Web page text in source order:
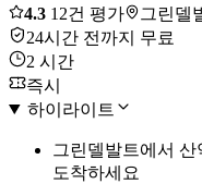
4.3 12건 평가
그린델
24시간 전까지 무료
2 시간
즉시
하이라이트
그린델발트에서 산
도착하세요